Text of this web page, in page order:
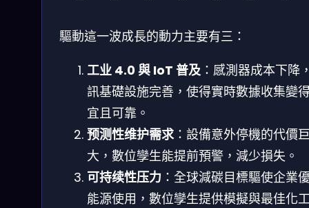
驅動這一波成長的動力主要有三：
工业 4.0 與 IoT 普及 ：感測器成本下降
訊基礎設施完善，使得實時數據收集變
宜且可靠。
预测性维护需求：設備意外停機的代價
大，數位孿生能提前預警，減少損失。
可持续性压力 ：全球減碳目標驅使企業
能源使用，數位孿生提供模擬與最佳化